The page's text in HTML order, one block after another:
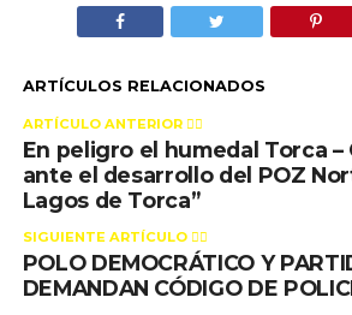
ARTÍCULOS RELACIONADOS
ARTÍCULO ANTERIOR 👉🏻
En peligro el humedal Torca –
ante el desarrollo del POZ
Lagos de Torca”
SIGUIENTE ARTÍCULO 👈🏻
POLO DEMOCRÁTICO Y
DEMANDAN CÓDIGO DE